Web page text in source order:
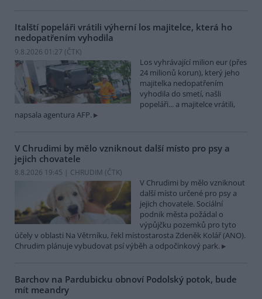
Italští popeláři vrátili výherní los majitelce, která ho
nedopatřením vyhodila
9.8.2026 01:27 (ČTK)
Los vyhrávající milion eur (přes
24 milionů korun), který jeho
majitelka nedopatřením
vyhodila do smetí, našli
popeláři... a majitelce vrátili,
napsala agentura AFP.
V Chrudimi by mělo vzniknout další místo pro psy a
jejich chovatele
8.8.2026 19:45 | CHRUDIM (ČTK)
V Chrudimi by mělo vzniknout
další místo určené pro psy a
jejich chovatele. Sociální
podnik města požádal o
výpůjčku pozemků pro tyto
účely v oblasti Na Větrníku, řekl místostarosta Zdeněk Kolář (ANO).
Chrudim plánuje vybudovat psí výběh a odpočinkový park.
Barchov na Pardubicku obnoví Podolský potok, bude
mít meandry